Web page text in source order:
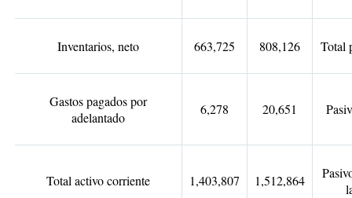
Inventarios, neto 663,725 808,126 Total
Gastos pagados por
adelantado
6,278 20,651
Total activo corriente 1,403,807 1,512,864